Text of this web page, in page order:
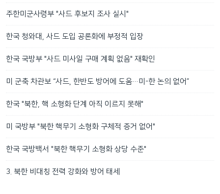
주한미군사령부 "사드 후보지 조사 실시"
한국 청와대, 사드 도입 공론화에 부정적 입장
한국 국방부 "사드 미사일 구매 계획 없음" 재확인
미 군축 차관보 “사드, 한반도 방어에 도움…미-한 논의 없어”
한국 "북한, 핵 소형화 단계 아직 이르지 못해"
미 국방부 "북한 핵무기 소형화 구체적 증거 없어"
한국 국방백서 "북한 핵무기 소형화 상당 수준"
3. 북한 비대칭 전력 강화와 방어 태세